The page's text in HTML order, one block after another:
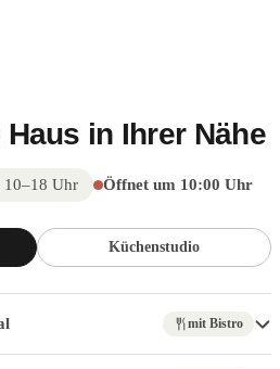
in Ihrer Nähe
10–18 Uhr Öffnet um 10:00 Uhr
Küchenstudio
mit Bistro